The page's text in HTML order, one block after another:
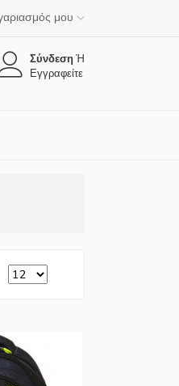
μου
ΣύνδεσηΉ
Εγγραφείτε